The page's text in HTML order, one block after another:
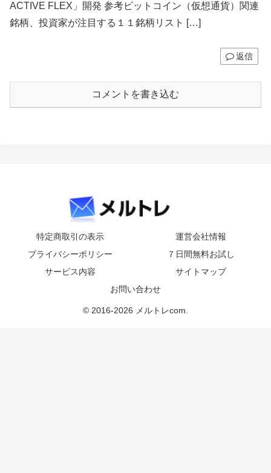
ACTIVE FLEX」開発 参考ビットコイン（仮想通貨）関連
銘柄、投資家が注目する１１銘柄リスト […]
返信
コメントを書き込む
特定商取引の表示
運営会社情報
プライバシーポリシー
７日間無料お試し
サービス内容
サイトマップ
お問い合わせ
© 2016-2026 メルトレcom.